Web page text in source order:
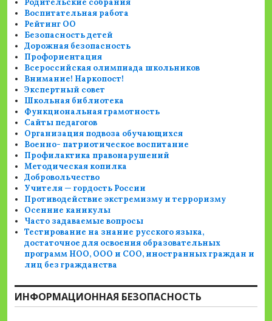
Родительские собрания
Воспитательная работа
Рейтинг ОО
Безопасность детей
Дорожная безопасность
Профориентация
Всероссийская олимпиада школьников
Внимание! Наркопост!
Экспертный совет
Школьная библиотека
Функциональная грамотность
Сайты педагогов
Организация подвоза обучающихся
Военно- патриотическое воспитание
Профилактика правонарушений
Методическая копилка
Добровольчество
Учителя — гордость России
Противодействие экстремизму и терроризму
Осенние каникулы
Часто задаваемые вопросы
Тестирование на знание русского языка,
достаточное для освоения образовательных
программ НОО, ООО и СОО, иностранных граждан и
лиц без гражданства
ИНФОРМАЦИОННАЯ БЕЗОПАСНОСТЬ